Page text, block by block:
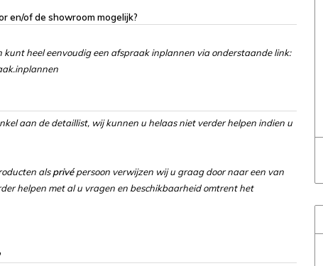
en/of de showroom mogelijk?
kunt heel eenvoudig een afspraak inplannen via onderstaande link:
aan de detaillist, wij kunnen u helaas niet verder helpen indien u
alsprivépersoon verwijzen wij u graag door naar een van
helpen met al u vragen en beschikbaarheid omtrent het